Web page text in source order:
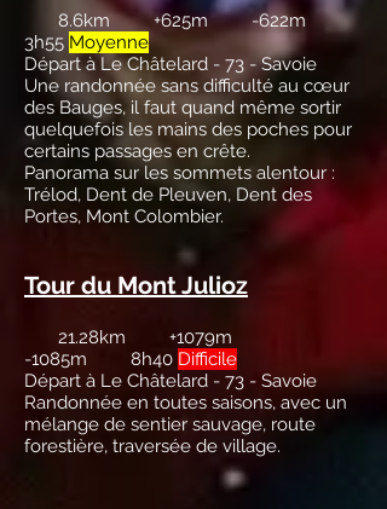
8.6km +625m -622m
3h55 Moyenne
Départ à Le Châtelard - 73 - Savoie
Une randonnée sans difficulté au cœur
des Bauges, il faut quand même sortir
quelquefois les mains des poches pour
certains passages en crête.
Panorama sur les sommets alentour :
Trélod, Dent de Pleuven, Dent des
Portes, Mont Colombier.
Tour du Mont Julioz
21.28km +1079m
-1085m 8h40 Difficile
Départ à Le Châtelard - 73 - Savoie
Randonnée en toutes saisons, avec un
mélange de sentier sauvage, route
forestière, traversée de village.